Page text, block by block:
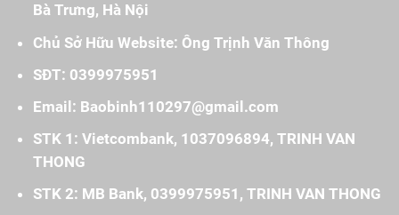
Bà Trưng, Hà Nội
Chủ Sở Hữu Website: Ông Trịnh Văn Thông
SĐT: 0399975951
Email: Baobinh110297@gmail.com
STK 1: Vietcombank, 1037096894, TRINH VAN
THONG
STK 2: MB Bank, 0399975951, TRINH VAN THONG